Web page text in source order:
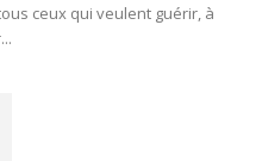
ceux qui veulent guérir, à